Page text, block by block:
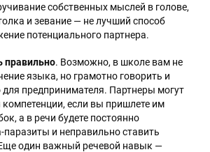
собственных мыслей в голове,
и зевание — не лучший способ
потенциального партнера.
правильно. Возможно, в школе вам не
языка, но грамотно говорить и
предпринимателя. Партнеры могут
если вы пришлете им
а в речи будете постоянно
паразиты и неправильно ставить
один важный речевой навык —